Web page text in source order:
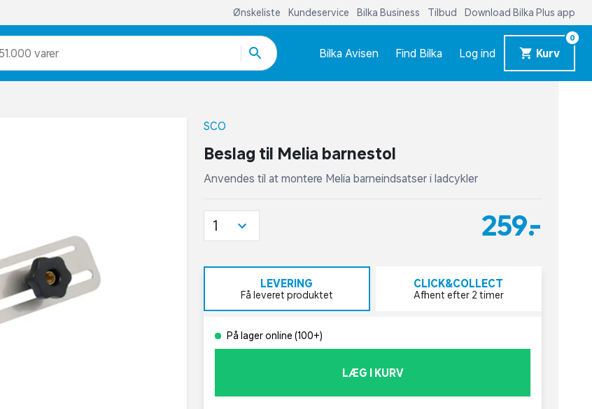
Ønskeliste Kundeservice Bilka Business Tilbud Download Bilka Plus app
varer Bilka Avisen Find Bilka Log ind Kurv
0
SCO
Beslag til Melia barnestol
Anvendes til at montere Melia barneindsatser i ladcykler
259,-
1
LEVERING
Få leveret produktet
CLICK&COLLECT
Afhent efter 2 timer
På lager online (100+)
LÆG I KURV